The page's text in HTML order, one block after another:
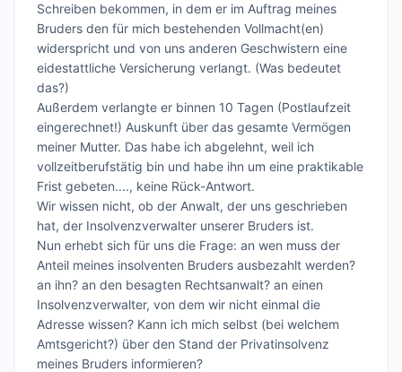
Schreiben bekommen, in dem er im Auftrag meines
Bruders den für mich bestehenden Vollmacht(en)
widerspricht und von uns anderen Geschwistern eine
eidestattliche Versicherung verlangt. (Was bedeutet
das?)
Außerdem verlangte er binnen 10 Tagen (Postlaufzeit
eingerechnet!) Auskunft über das gesamte Vermögen
meiner Mutter. Das habe ich abgelehnt, weil ich
vollzeitberufstätig bin und habe ihn um eine praktikable
Frist gebeten...., keine Rück-Antwort.
Wir wissen nicht, ob der Anwalt, der uns geschrieben
hat, der Insolvenzverwalter unserer Bruders ist.
Nun erhebt sich für uns die Frage: an wen muss der
Anteil meines insolventen Bruders ausbezahlt werden?
an ihn? an den besagten Rechtsanwalt? an einen
Insolvenzverwalter, von dem wir nicht einmal die
Adresse wissen? Kann ich mich selbst (bei welchem
Amtsgericht?) über den Stand der Privatinsolvenz
meines Bruders informieren?